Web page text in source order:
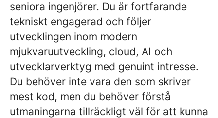
seniora ingenjörer. Du är fortfarande
tekniskt engagerad och följer
utvecklingen inom modern
mjukvaruutveckling, cloud, AI och
utvecklarverktyg med genuint intresse.
Du behöver inte vara den som skriver
mest kod, men du behöver förstå
utmaningarna tillräckligt väl för att kunna